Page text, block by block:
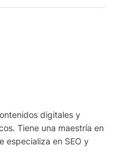
digitales y
Tiene una maestría en
especializa en SEO y